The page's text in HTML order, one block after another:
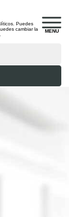
MENU
Puedes
cambiar la